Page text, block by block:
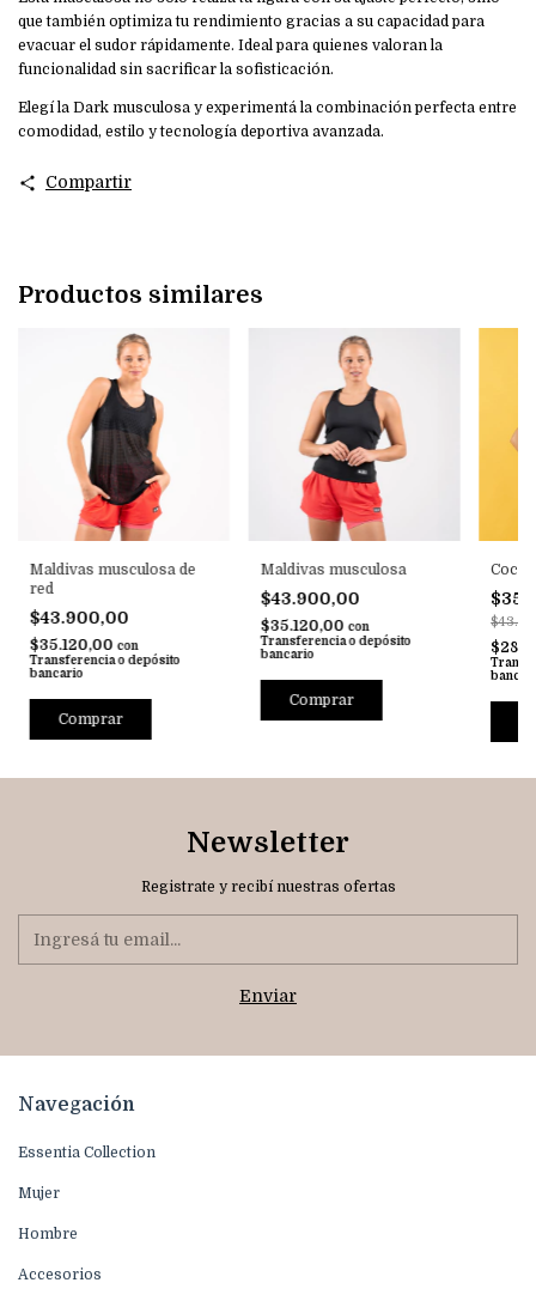
que también optimiza tu rendimiento gracias a su capacidad para
evacuar el sudor rápidamente. Ideal para quienes valoran la
funcionalidad sin sacrificar la sofisticación.
Elegí la Dark musculosa y experimentá la combinación perfecta entre
comodidad, estilo y tecnología deportiva avanzada.
Compartir
Productos similares
Maldivas musculosa de
red
$43.900,00
$35.120,00 con
Transferencia o depósito
bancario
Comprar
Maldivas musculosa
$43.900,00
$35.120,00 con
Transferencia o depósito
bancario
Comprar
Coco
Newsletter
Registrate y recibí nuestras ofertas
Navegación
Essentia Collection
Mujer
Hombre
Accesorios